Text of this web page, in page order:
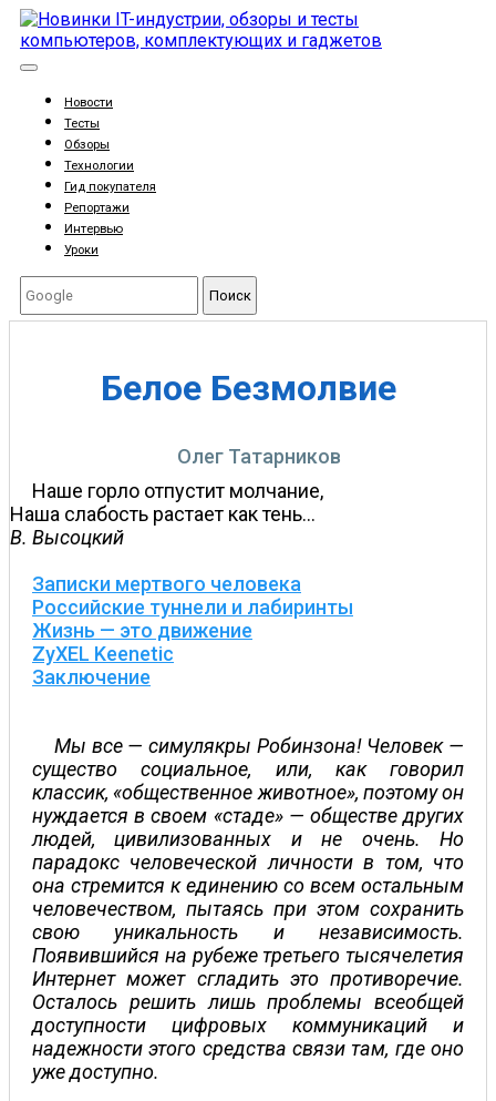
Новости
Тесты
Обзоры
Технологии
Гид покупателя
Репортажи
Интервью
Уроки
Поиск
Белое Безмолвие
Олег Татарников
Наше горло отпустит молчание,
Наша слабость растает как тень…
В. Высоцкий
Записки мертвого человека
Российские туннели и лабиринты
Жизнь — это движение
ZyXEL Keenetic
Заключение
Мы все — симулякры Робинзона! Человек —
существо социальное, или, как говорил
классик, «общественное животное», поэтому он
нуждается в своем «стаде» — обществе других
людей, цивилизованных и не очень. Но
парадокс человеческой личности в том, что
она стремится к единению со всем остальным
человечеством, пытаясь при этом сохранить
свою уникальность и независимость.
Появившийся на рубеже треть­его тысячелетия
Интернет может сгладить это противоречие.
Осталось решить лишь проблемы всеобщей
доступности цифровых коммуникаций и
надежности этого средства связи там, где оно
уже доступно.